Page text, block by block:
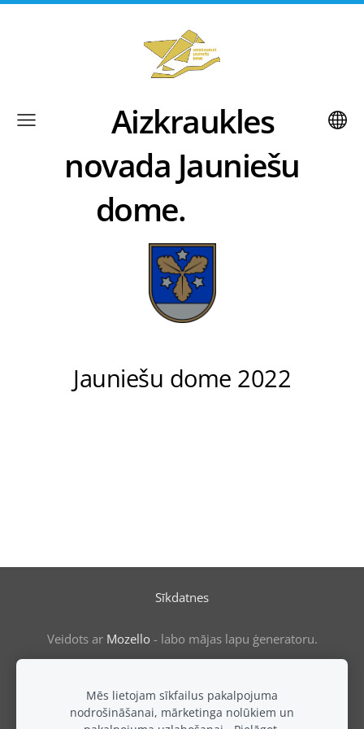
Aizkraukles
novada Jauniešu
dome.
Jauniešu dome 2022
Sīkdatnes
Veidots ar Mozello- labo mājas lapu ģeneratoru.
Mēs lietojam sīkfailus pakalpojuma
nodrošināšanai, mārketinga nolūkiem un